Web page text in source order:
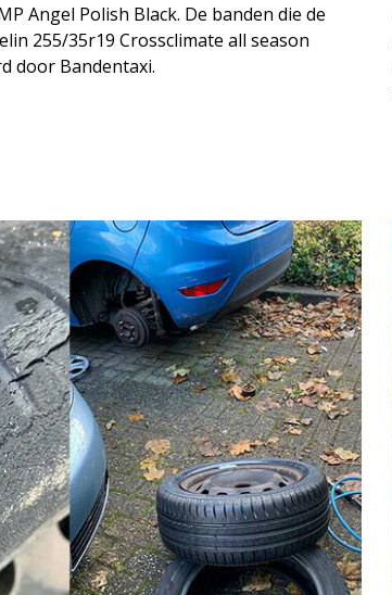
Angel Polish Black. De banden die de
255/35r19 Crossclimate all season
door Bandentaxi.